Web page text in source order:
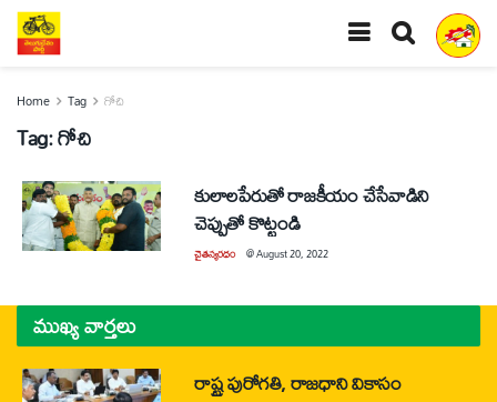
Home Tag గోచి
Tag:గోచి
కులాలపేరుతో రాజకీయం చేసేవాడిని
చెప్పుతో కొట్టండి
చైతన్యరధం @August 20, 2022
ముఖ్య వార్తలు
రాష్ట్ర పురోగతి, రాజధాని వికాసం